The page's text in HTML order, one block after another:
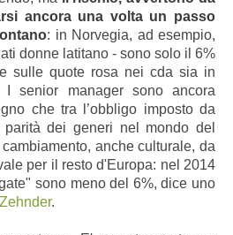
ancora una volta un passo
: in Norvegia, ad esempio,
donne latitano - sono solo il 6%
sulle quote rosa nei cda sia in
senior manager sono ancora
che tra l’obbligo imposto da
parità dei generi nel mondo del
anche culturale, da
per il resto d'Europa: nel 2014
sono meno del 6%, dice uno
.